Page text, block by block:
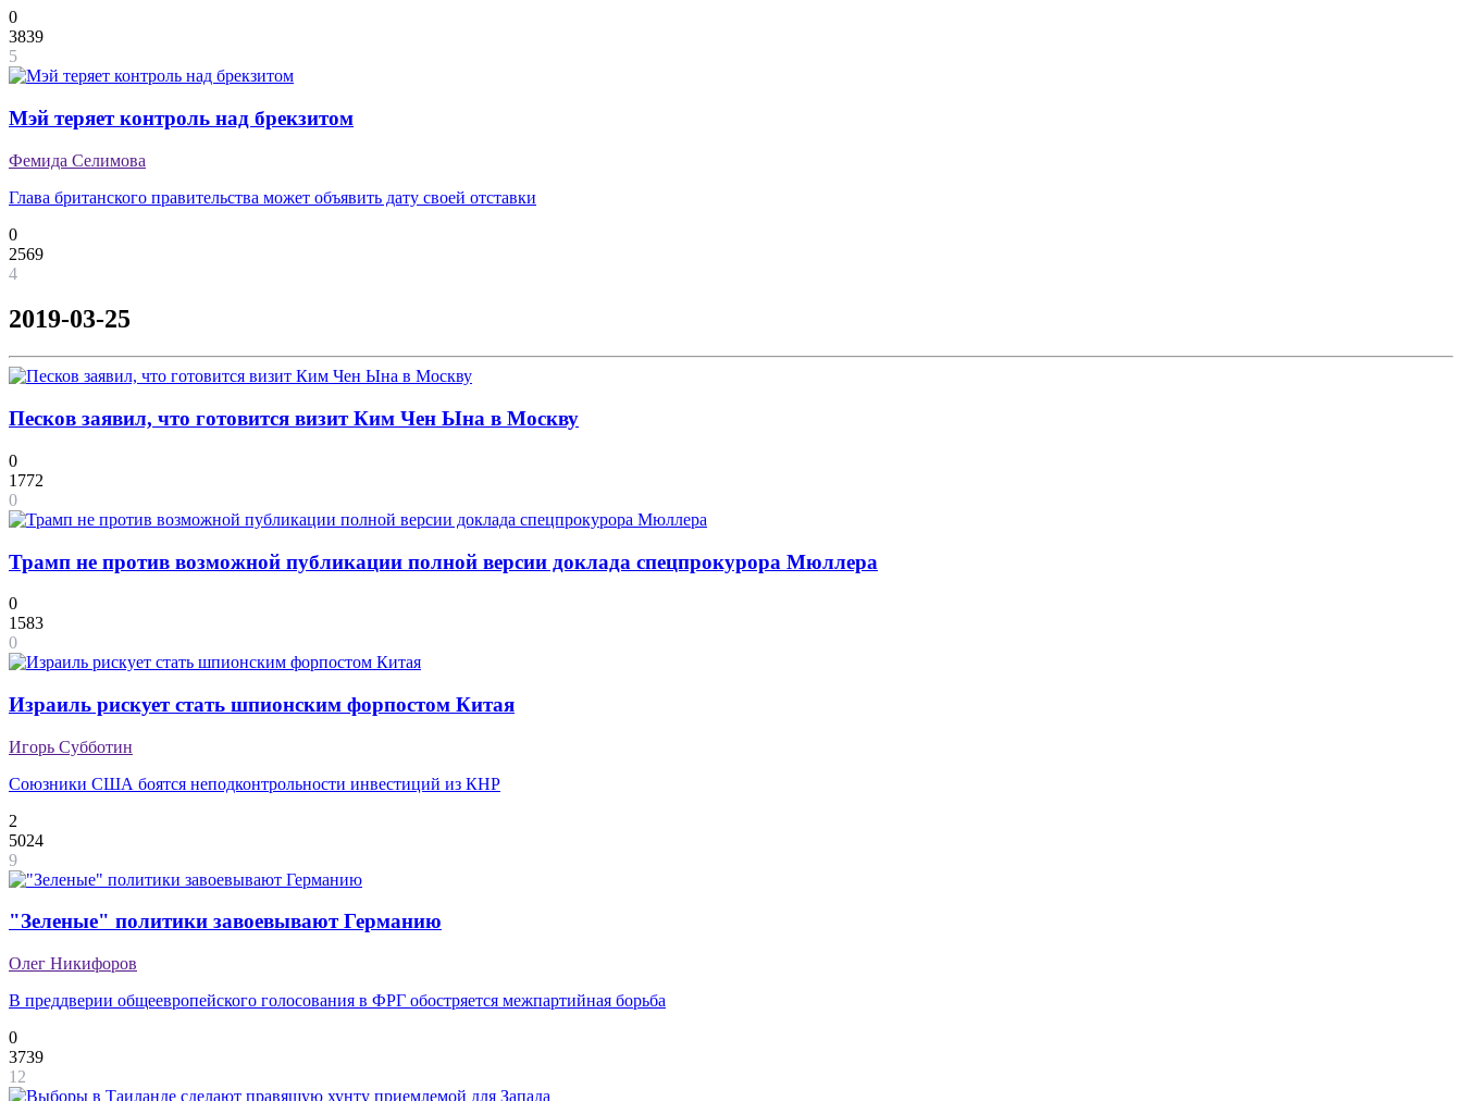
0
3839
5
Мэй теряет контроль над брекзитом
Фемида Селимова
Глава британского правительства может объявить дату своей отставки
0
2569
4
2019-03-25
Песков заявил, что готовится визит Ким Чен Ына в Москву
0
1772
0
Трамп не против возможной публикации полной версии доклада спецпрокурора Мюллера
0
1583
0
Израиль рискует стать шпионским форпостом Китая
Игорь Субботин
Союзники США боятся неподконтрольности инвестиций из КНР
2
5024
9
"Зеленые" политики завоевывают Германию
Олег Никифоров
В преддверии общеевропейского голосования в ФРГ обостряется межпартийная борьба
0
3739
12